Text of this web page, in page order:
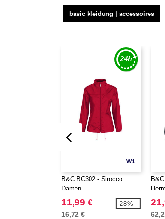
basic kleidung | accessoires
W1
B&C BC302 - Sirocco
Damen
11,99 €
16,72 €
-28%